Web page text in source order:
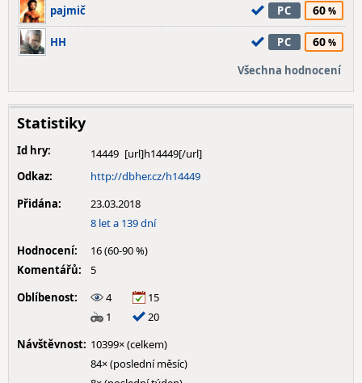
pajmič PC 60
HH PC 60
Všechna hodnocení
Statistiky
Id hry:
14449
Odkaz:
http://dbher.cz/h14449
Přidána:
23.03.2018
8 let a 139 dní
Hodnocení:
16 (60-90 %)
Komentářů:
5
Oblíbenost:
4
15
1
20
Návštěvnost: 10399× (celkem)
84× (poslední měsíc)